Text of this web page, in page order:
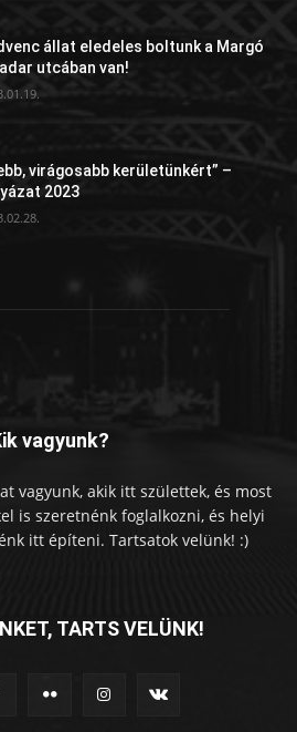
állat eledeles boltunk a Margó
utcában van!
virágosabb kerületünkért” –
2023
vagyunk?
vagyunk, akik itt születtek, és most
is szeretnénk foglalkozni, és helyi
itt építeni. Tartsatok velünk! :)
TARTS VELÜNK!